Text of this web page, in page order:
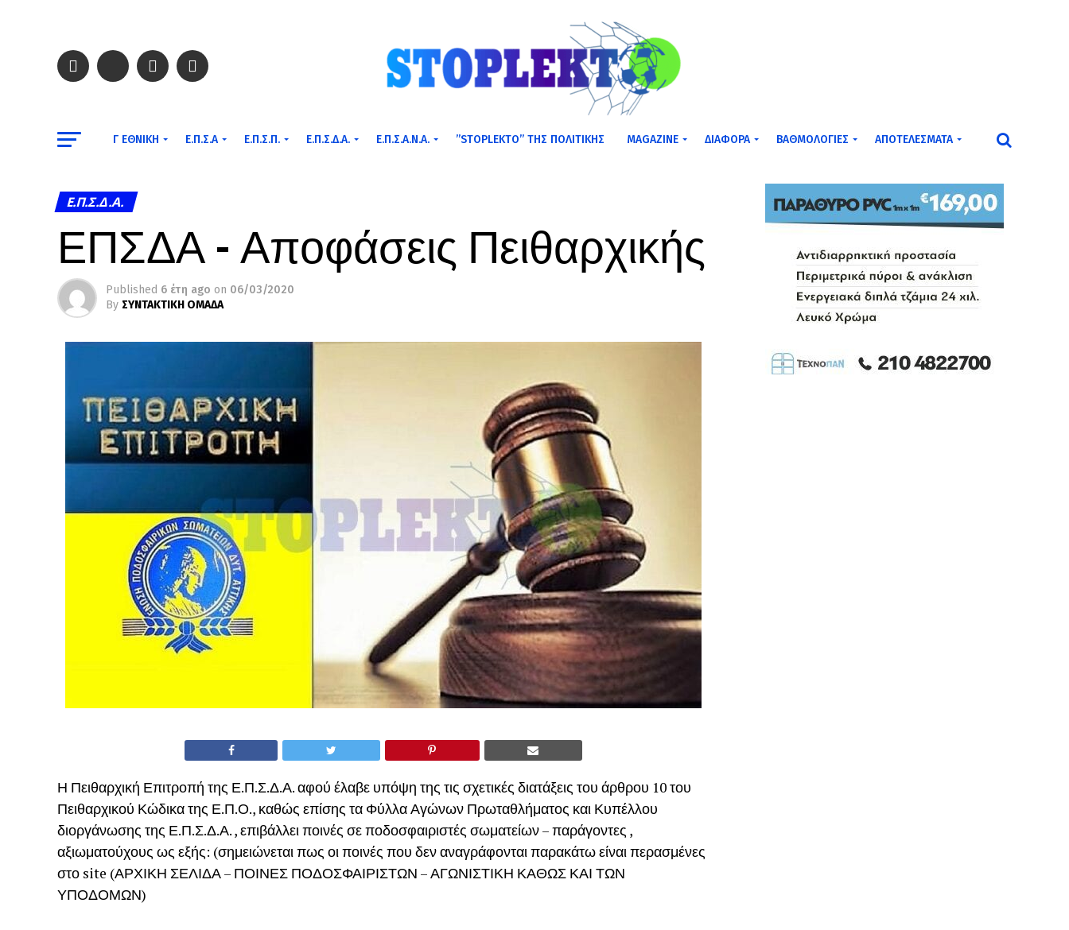
Γ ΕΘΝΙΚΉ Ε.Π.Σ.Α Ε.Π.Σ.Π. Ε.Π.Σ.Δ.Α. Ε.Π.Σ.Α.Ν.Α. ”STOPLEKTO” ΤΗΣ ΠΟΛΙΤΙΚΗΣ MAGAZINE ΔΙΆΦΟΡΑ ΒΑΘΜΟΛΟΓΊΕΣ ΑΠΟΤΕΛΈΣΜΑΤΑ
Ε.Π.Σ.Δ.Α.
ΕΠΣΔΑ – Αποφάσεις Πειθαρχικής
Published 6 έτη ago on 06/03/2020
By ΣΥΝΤΑΚΤΙΚΗ ΟΜΑΔΑ
Η Πειθαρχική Επιτροπή της Ε.Π.Σ.Δ.Α. αφού έλαβε υπόψη της τις σχετικές διατάξεις του άρθρου 10 του
Πειθαρχικού Κώδικα της Ε.Π.Ο., καθώς επίσης τα Φύλλα Αγώνων Πρωταθλήματος και Κυπέλλου
διοργάνωσης της Ε.Π.Σ.Δ.Α. , επιβάλλει ποινές σε ποδοσφαιριστές σωματείων – παράγοντες ,
αξιωματούχους ως εξής: (σημειώνεται πως οι ποινές που δεν αναγράφονται παρακάτω είναι περασμένες
στο site (ΑΡΧΙΚΗ ΣΕΛΙΔΑ – ΠΟΙΝΕΣ ΠΟΔΟΣΦΑΙΡΙΣΤΩΝ – ΑΓΩΝΙΣΤΙΚΗ ΚΑΘΩΣ ΚΑΙ ΤΩΝ
ΥΠΟΔΟΜΩΝ)